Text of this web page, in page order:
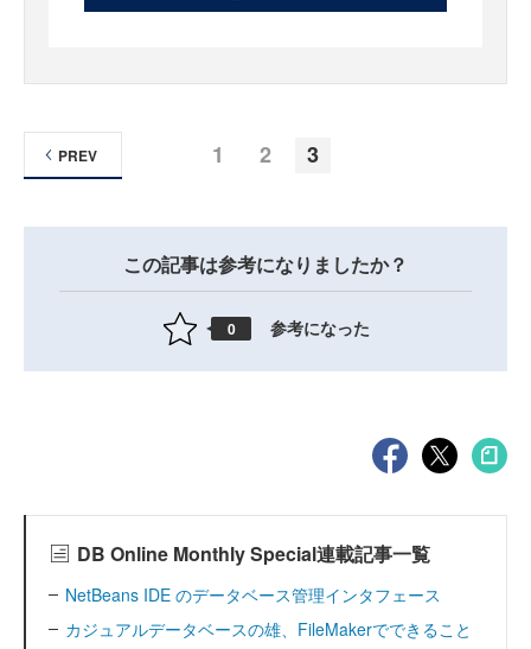
1 2 3
PREV
この記事は参考になりましたか？
0 参考になった
DB Online Monthly Special連載記事一覧
NetBeans IDE のデータベース管理インタフェース
カジュアルデータベースの雄、FileMakerでできること